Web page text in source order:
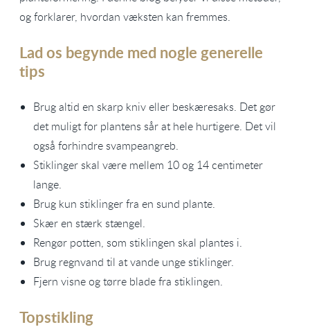
og forklarer, hvordan væksten kan fremmes.
Lad os begynde med nogle generelle
tips
Brug altid en skarp kniv eller beskæresaks. Det gør
det muligt for plantens sår at hele hurtigere. Det vil
også forhindre svampeangreb.
Stiklinger skal være mellem 10 og 14 centimeter
lange.
Brug kun stiklinger fra en sund plante.
Skær en stærk stængel.
Rengør potten, som stiklingen skal plantes i.
Brug regnvand til at vande unge stiklinger.
Fjern visne og tørre blade fra stiklingen.
Topstikling